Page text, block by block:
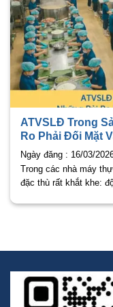
ATVSLĐ Trong
Ro Phải Đối Mặt
Ngày đăng : 16/03/
Trong các nhà máy
đặc thù rất khắt khe: